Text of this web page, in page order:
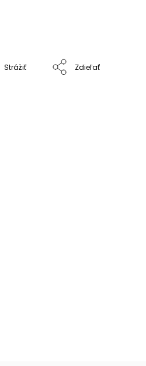
Strážiť Zdieľať